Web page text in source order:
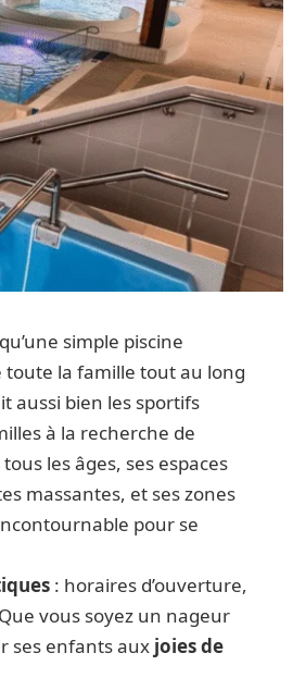
simple piscine
la famille tout au long
aussi bien les sportifs
à la recherche de
les âges, ses espaces
massantes, et ses zones
pour se
: horaires d’ouverture,
vous soyez un nageur
ses enfants aux joies de